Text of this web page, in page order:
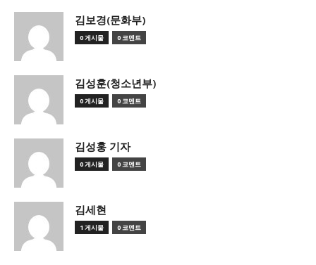
김보경(문화부)
0 게시물 0 코멘트
김성훈(청소년부)
0 게시물 0 코멘트
김성훙 기자
0 게시물 0 코멘트
김세현
1 게시물 0 코멘트